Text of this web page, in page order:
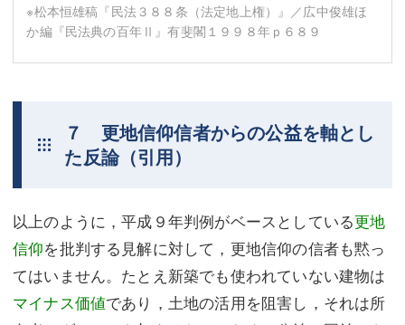
※松本恒雄稿『民法３８８条（法定地上権）』／広中俊雄ほ
か編『民法典の百年Ⅱ』有斐閣１９９８年ｐ６８９
７ 更地信仰信者からの公益を軸とし
た反論（引用）
以上のように，平成９年判例がベースとしている更地
信仰を批判する見解に対して，更地信仰の信者も黙っ
てはいません。たとえ新築でも使われていない建物は
マイナス価値であり，土地の活用を阻害し，それは所